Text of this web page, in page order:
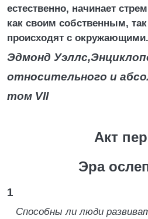
естественно, начинает
как своим собственным,
происходят с окружающими.
Эдмонд Уэллс,
относительного и
том VII
Акт
Эра
1
Способны ли люди